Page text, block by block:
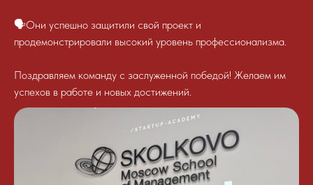
🗣️Они успешно защитили свой проект и
продемонстрировали высокий уровень профессионализма.
Поздравляем команду с заслуженной победой! Желаем им
успехов в работе и новых достижений.